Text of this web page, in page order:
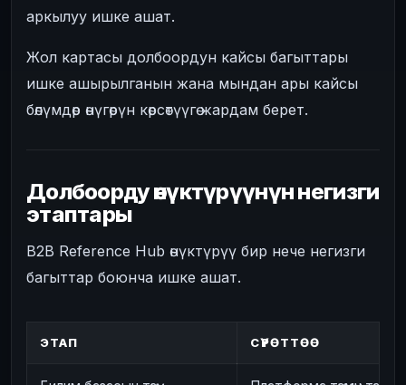
аркылуу ишке ашат.
Жол картасы долбоордун кайсы багыттары
ишке ашырылганын жана мындан ары кайсы
бөлүмдөр өнүгөрүн көрсөтүүгө жардам берет.
Долбоорду өнүктүрүүнүн негизги
этаптары
B2B Reference Hub өнүктүрүү бир нече негизги
багыттар боюнча ишке ашат.
ЭТАП СҮРӨТТӨӨ